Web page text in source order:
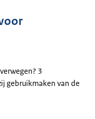
3
gebruikmaken van de